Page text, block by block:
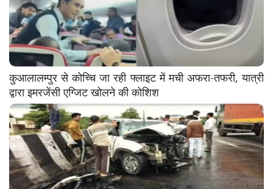
कुआलालम्पुर से कोच्चि जा रही फ्लाइट में मची अफरा-तफरी, यात्री
द्वारा इमरजेंसी एग्जिट खोलने की कोशिश